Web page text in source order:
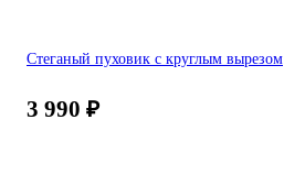
Стеганый пуховик c круглым вырезом
3 990 ₽